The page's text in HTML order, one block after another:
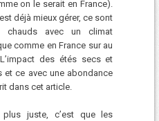
on le serait en France).
déjà mieux gérer, ce sont
chauds avec un climat
comme en France sur au
des étés secs et
et ce avec une abondance
dans cet article.
juste, c’est que les